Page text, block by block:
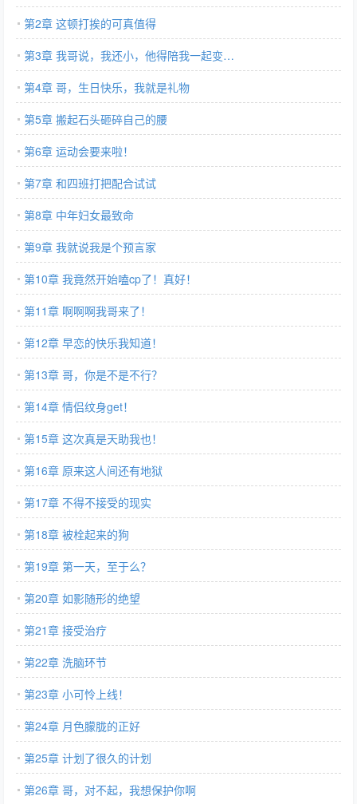
第2章 这顿打挨的可真值得
第3章 我哥说，我还小，他得陪我一起变…
第4章 哥，生日快乐，我就是礼物
第5章 搬起石头砸碎自己的腰
第6章 运动会要来啦！
第7章 和四班打把配合试试
第8章 中年妇女最致命
第9章 我就说我是个预言家
第10章 我竟然开始嗑cp了！真好！
第11章 啊啊啊我哥来了！
第12章 早恋的快乐我知道！
第13章 哥，你是不是不行？
第14章 情侣纹身get！
第15章 这次真是天助我也！
第16章 原来这人间还有地狱
第17章 不得不接受的现实
第18章 被栓起来的狗
第19章 第一天，至于么？
第20章 如影随形的绝望
第21章 接受治疗
第22章 洗脑环节
第23章 小可怜上线！
第24章 月色朦胧的正好
第25章 计划了很久的计划
第26章 哥，对不起，我想保护你啊